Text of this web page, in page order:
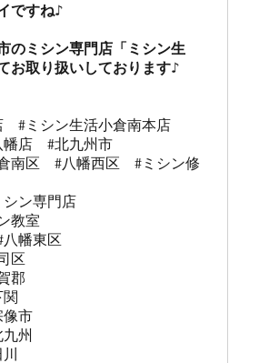
ですね♪
のミシン専門店「ミシン生
お取り扱いしております♪
#ミシン生活小倉南本店
幡店  #北九州市
南区  #八幡西区  #ミシン修
シン専門店
ン教室
幡東区
区
郡
関
像市
州